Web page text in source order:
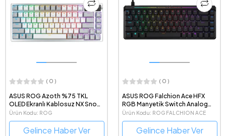
( 0 )
ASUS ROG Azoth %75 TKL
OLED Ekranlı Kablosuz NX Snow
Switch Türkçe Q Beyaz Gaming
Klavye
Ürün Kodu: ROG
AZOTH/NXSW/TR/WHT
Gelince Haber Ver
( 0 )
ASUS ROG Falchion Ace HFX
RGB Manyetik Switch Analog
Türkçe Q Kablolu Oyuncu
Klavyesi
Ürün Kodu: ROG FALCHION ACE
HFX/HFX/TR
Gelince Haber Ver